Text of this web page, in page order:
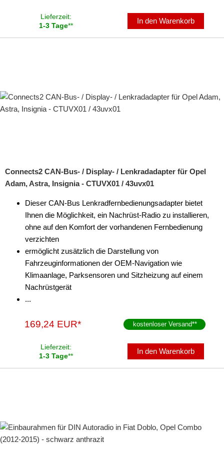
Lieferzeit:
1-3 Tage**
In den Warenkorb
Connects2 CAN-Bus- / Display- / Lenkradadapter für Opel
Adam, Astra, Insignia - CTUVX01 / 43uvx01
Dieser CAN-Bus Lenkradfernbedienungsadapter bietet
Ihnen die Möglichkeit, ein Nachrüst-Radio zu installieren,
ohne auf den Komfort der vorhandenen Fernbedienung
verzichten
ermöglicht zusätzlich die Darstellung von
Fahrzeuginformationen der OEM-Navigation wie
Klimaanlage, Parksensoren und Sitzheizung auf einem
Nachrüstgerät
...
169,24 EUR* kostenloser Versand**
Lieferzeit:
1-3 Tage**
In den Warenkorb